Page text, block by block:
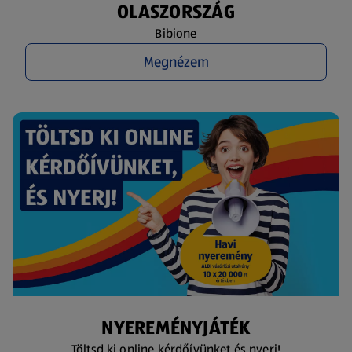
OLASZORSZÁG
Bibione
Megnézem
NYEREMÉNYJÁTÉK